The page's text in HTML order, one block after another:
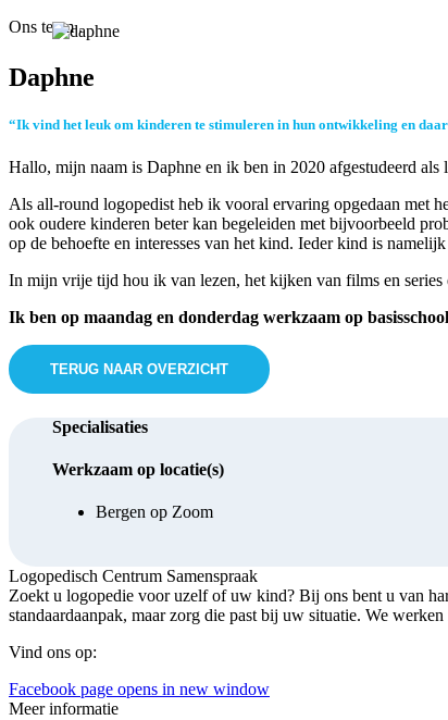
Ons team .
Daphne
“Ik vind het leuk om kinderen te stimuleren in hun ontwikkeling en
Hallo, mijn naam is Daphne en ik ben in 2020 afgestudeerd
Als all-round logopedist heb ik vooral ervaring opgedaan met
ook oudere kinderen beter kan begeleiden met bijvoorbeeld
op de behoefte en interesses van het kind. Ieder kind is
In mijn vrije tijd hou ik van lezen, het kijken van films en series
Ik ben op maandag en donderdag werkzaam op
TERUG NAAR OVERZICHT
Specialisaties
Werkzaam op locatie(s)
Bergen op Zoom
Logopedisch Centrum Samenspraak
Zoekt u logopedie voor uzelf of uw kind? Bij ons bent u van
standaardaanpak, maar zorg die past bij uw situatie. We
Vind ons op:
Facebook page opens in new window
Meer informatie